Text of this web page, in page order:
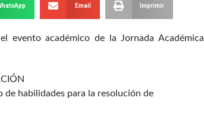
Email Imprimir
evento académico de la Jornada Académica
habilidades para la resolución de